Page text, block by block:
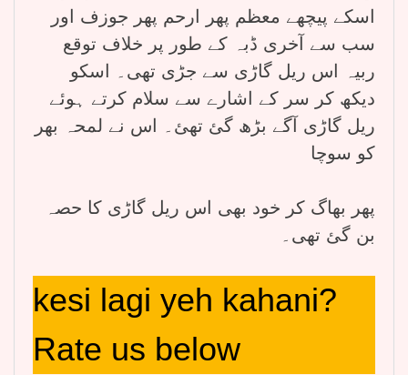
اسکے پیچھے معظم پھر ارحم پھر جوزف اور
سب سے آخری ڈبہ کے طور پر خلاف توقع
ربیہ اس ریل گاڑی سے جڑی تھی۔ اسکو
دیکھ کر سر کے اشارے سے سلام کرتے ہوئے
ریل گاڑی آگے بڑھ گئ تھئ۔ اس نے لمحہ بھر
کو سوچا
پھر بھاگ کر خود بھی اس ریل گاڑی کا حصہ
بن گئ تھی۔
kesi lagi yeh kahani?
Rate us below